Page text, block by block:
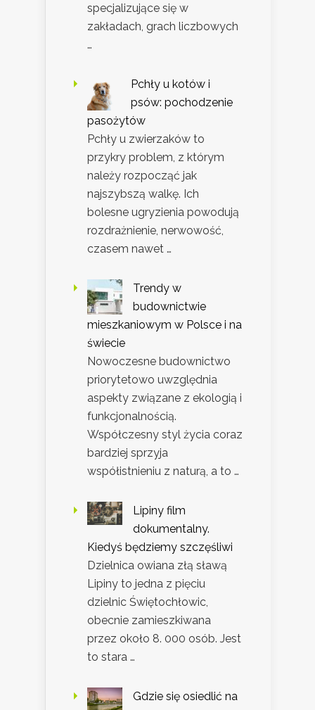
specjalizujące się w
zakładach, grach liczbowych
…
Pchły u kotów i
psów: pochodzenie
pasożytów
Pchły u zwierzaków to
przykry problem, z którym
należy rozpocząć jak
najszybszą walkę. Ich
bolesne ugryzienia powodują
rozdrażnienie, nerwowość,
czasem nawet …
Trendy w
budownictwie
mieszkaniowym w Polsce i na
świecie
Nowoczesne budownictwo
priorytetowo uwzględnia
aspekty związane z ekologią i
funkcjonalnością.
Współczesny styl życia coraz
bardziej sprzyja
współistnieniu z naturą, a to …
Lipiny film
dokumentalny.
Kiedyś będziemy szczęśliwi
Dzielnica owiana złą sławą
Lipiny to jedna z pięciu
dzielnic Świętochłowic,
obecnie zamieszkiwana
przez około 8. 000 osób. Jest
to stara …
Gdzie się osiedlić na